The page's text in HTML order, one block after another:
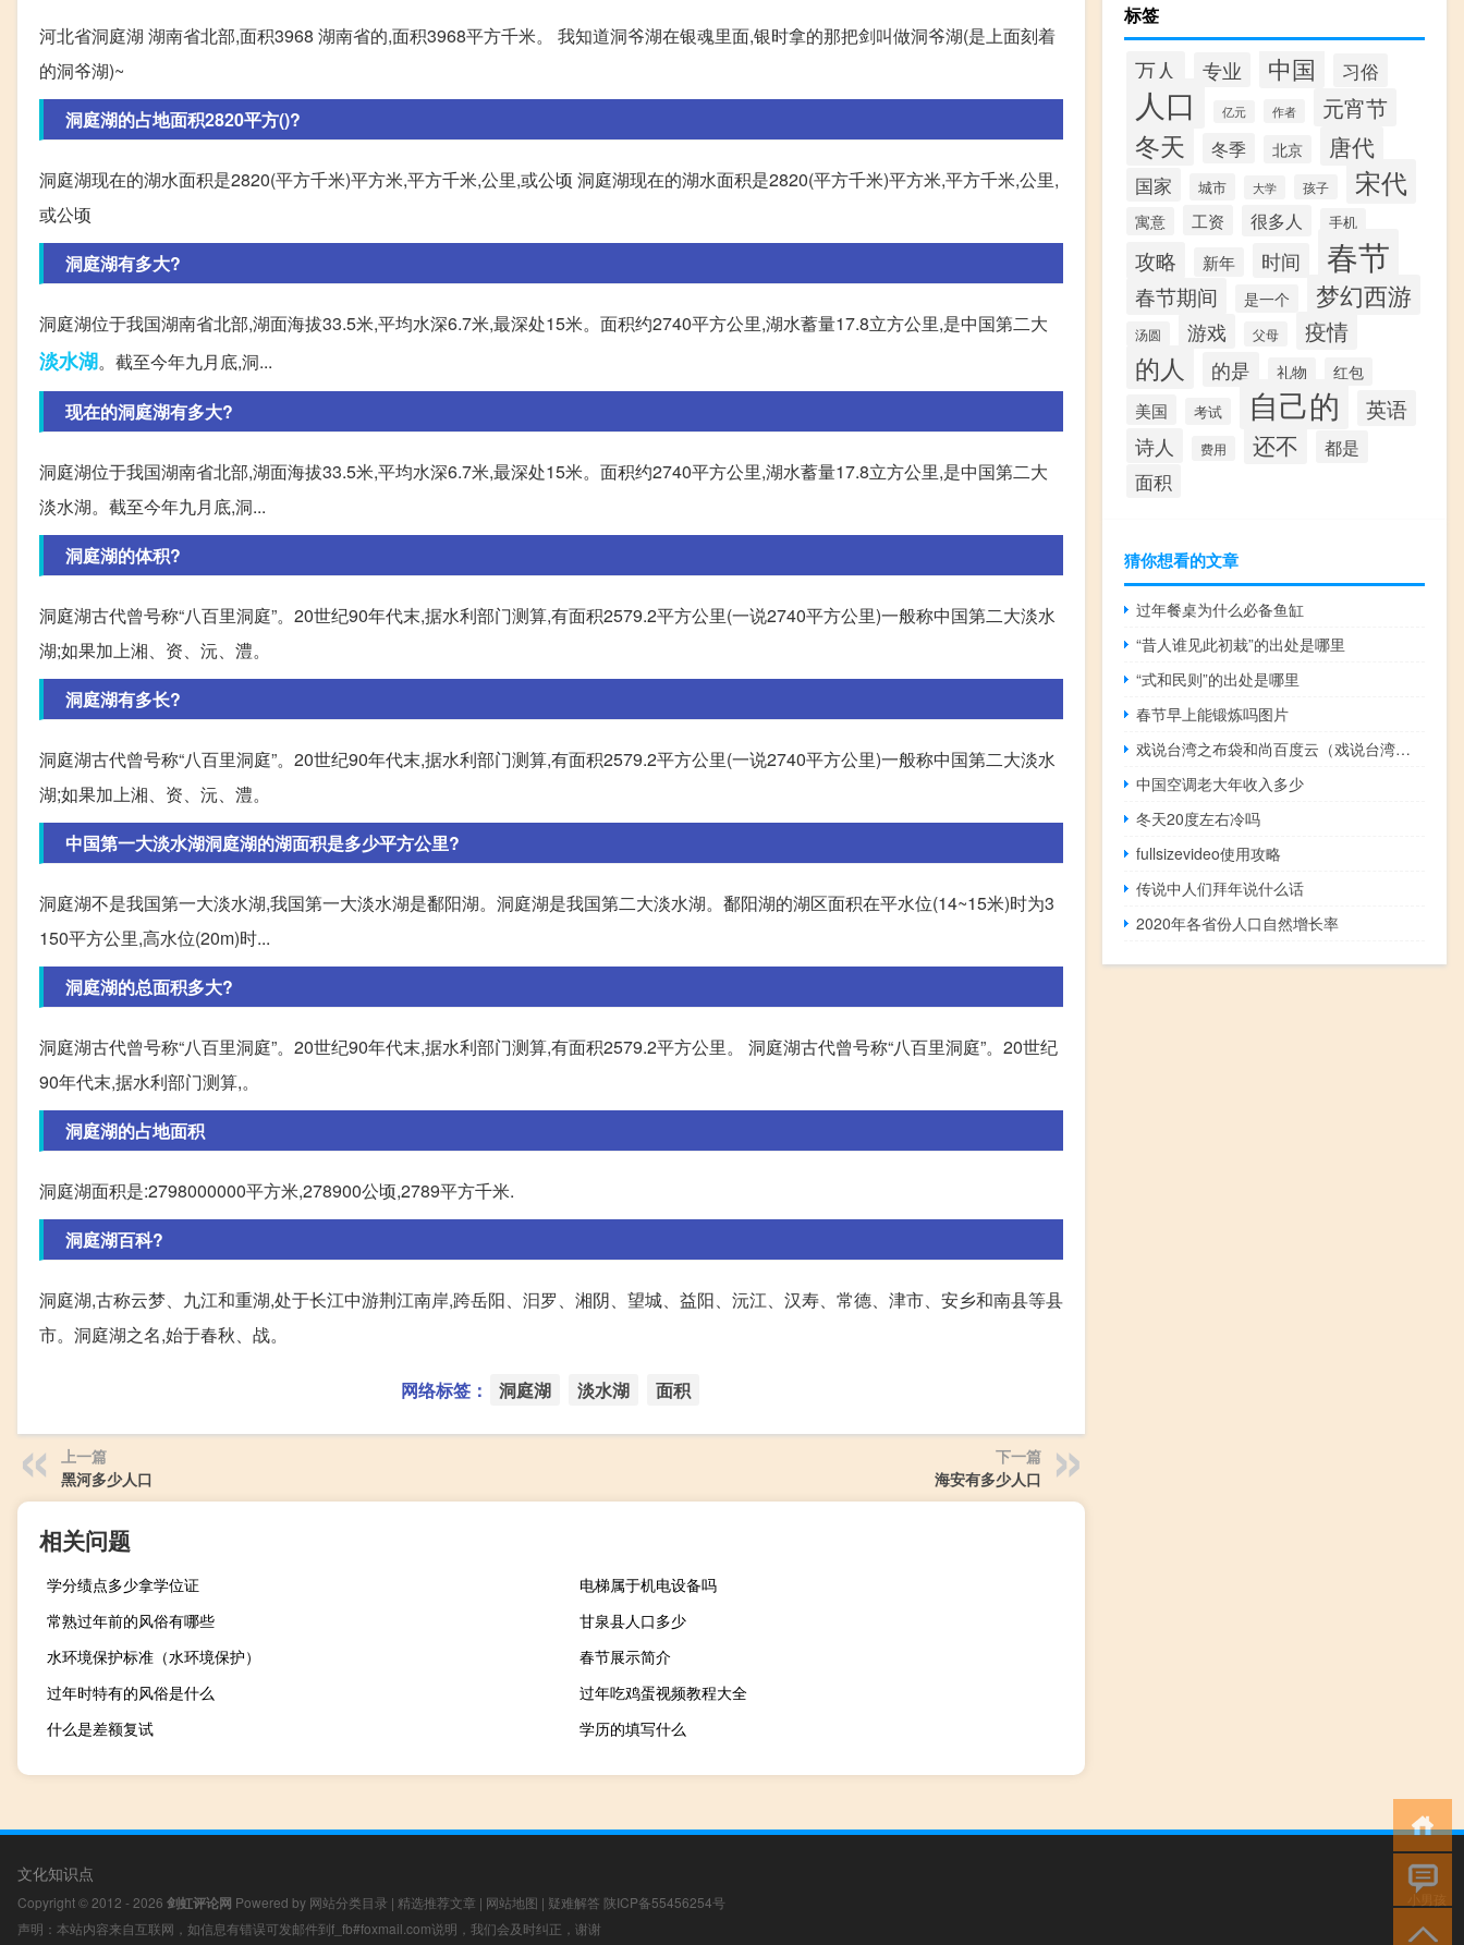
河北省洞庭湖 湖南省北部,面积3968 湖南省的,面积3968平方千米。 我知道洞爷湖在银魂里面,银时拿的那把剑叫做洞爷湖(是上面刻着
的洞爷湖)~
洞庭湖的占地面积2820平方()?
洞庭湖现在的湖水面积是2820(平方千米)平方米,平方千米,公里,或公顷 洞庭湖现在的湖水面积是2820(平方千米)平方米,平方千米,公里,
或公顷
洞庭湖有多大?
洞庭湖位于我国湖南省北部,湖面海拔33.5米,平均水深6.7米,最深处15米。面积约2740平方公里,湖水蓄量17.8立方公里,是中国第二大
淡水湖。截至今年九月底,洞...
现在的洞庭湖有多大?
洞庭湖位于我国湖南省北部,湖面海拔33.5米,平均水深6.7米,最深处15米。面积约2740平方公里,湖水蓄量17.8立方公里,是中国第二大
淡水湖。截至今年九月底,洞...
洞庭湖的体积?
洞庭湖古代曾号称“八百里洞庭”。20世纪90年代末,据水利部门测算,有面积2579.2平方公里(一说2740平方公里)一般称中国第二大淡水
湖;如果加上湘、资、沅、澧。
洞庭湖有多长?
洞庭湖古代曾号称“八百里洞庭”。20世纪90年代末,据水利部门测算,有面积2579.2平方公里(一说2740平方公里)一般称中国第二大淡水
湖;如果加上湘、资、沅、澧。
中国第一大淡水湖洞庭湖的湖面积是多少平方公里?
洞庭湖不是我国第一大淡水湖,我国第一大淡水湖是鄱阳湖。洞庭湖是我国第二大淡水湖。鄱阳湖的湖区面积在平水位(14~15米)时为3
150平方公里,高水位(20m)时...
洞庭湖的总面积多大?
洞庭湖古代曾号称“八百里洞庭”。20世纪90年代末,据水利部门测算,有面积2579.2平方公里。 洞庭湖古代曾号称“八百里洞庭”。20世纪
90年代末,据水利部门测算,。
洞庭湖的占地面积
洞庭湖面积是:2798000000平方米,278900公顷,2789平方千米.
洞庭湖百科?
洞庭湖,古称云梦、九江和重湖,处于长江中游荆江南岸,跨岳阳、汩罗、湘阴、望城、益阳、沅江、汉寿、常德、津市、安乡和南县等县
市。洞庭湖之名,始于春秋、战。
网络标签： 洞庭湖 淡水湖 面积
上一篇
黑河多少人口
下一篇
海安有多少人口
相关问题
学分绩点多少拿学位证
电梯属于机电设备吗
常熟过年前的风俗有哪些
甘泉县人口多少
水环境保护标准（水环境保护）
春节展示简介
过年时特有的风俗是什么
过年吃鸡蛋视频教程大全
什么是差额复试
学历的填写什么
标签
万人 专业 中国 习俗
人口 亿元 作者 元宵节
冬天 冬季 北京 唐代
国家 城市 大学 孩子 宋代
寓意 工资 很多人 手机
攻略 新年 时间 春节
春节期间 是一个 梦幻西游
汤圆 游戏 父母 疫情
的人 的是 礼物 红包
美国 考试 自己的 英语
诗人 费用 还不 都是
面积
猜你想看的文章
过年餐桌为什么必备鱼缸
“昔人谁见此初栽”的出处是哪里
“式和民则”的出处是哪里
春节早上能锻炼吗图片
戏说台湾之布袋和尚百度云（戏说台湾之布袋和尚）
中国空调老大年收入多少
冬天20度左右冷吗
fullsizevideo使用攻略
传说中人们拜年说什么话
2020年各省份人口自然增长率
文化知识点
Copyright © 2012 - 2026 剑虹评论网 Powered by 网站分类目录 | 精选推荐文章 | 网站地图 | 疑难解答 陕ICP备55456254号
声明：本站内容来自互联网，如信息有错误可发邮件到f_fb#foxmail.com说明，我们会及时纠正，谢谢
小男孩